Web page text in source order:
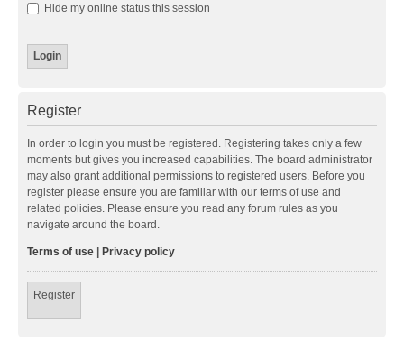
Hide my online status this session
Register
In order to login you must be registered. Registering takes only a few
moments but gives you increased capabilities. The board administrator
may also grant additional permissions to registered users. Before you
register please ensure you are familiar with our terms of use and
related policies. Please ensure you read any forum rules as you
navigate around the board.
Terms of use | Privacy policy
Register